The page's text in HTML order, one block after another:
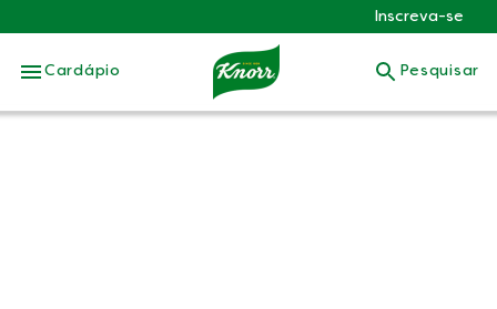
Skip to:
Inscreva-se
Cardápio Pesquisar